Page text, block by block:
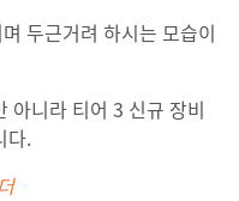
두근거려 하시는 모습이
아니라 티어 3 신규 장비
다.